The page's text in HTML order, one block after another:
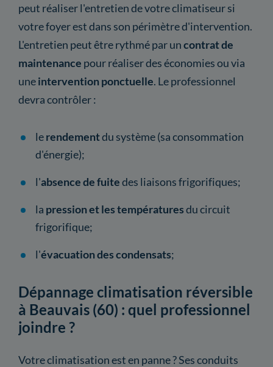
peut réaliser l'entretien de votre climatiseur si
votre foyer est dans son périmètre d'intervention.
L'entretien peut être rythmé par uncontrat de
maintenance pour réaliser des économies ou via
uneintervention ponctuelle. Le professionnel
devra contrôler :
lerendementdu système (sa consommation
d'énergie);
l'absence de fuitedes liaisons frigorifiques;
la pression et les températuresdu circuit
frigorifique;
l'évacuation des condensats;
Dépannage climatisation réversible
à Beauvais (60) : quel professionnel
joindre ?
Votre climatisation est en panne ? Ses conduits